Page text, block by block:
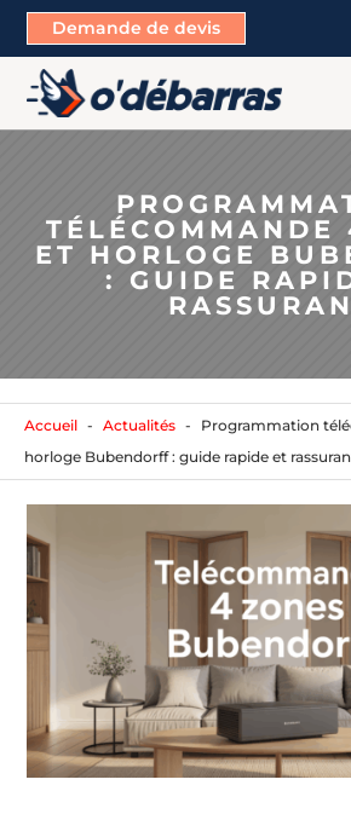
Demande de devis
TÉLÉCOMMANDE
ET HORLOGE
: GUIDE
Accueil Actualités
Programmation
horloge Bubendorff : guide rapide et